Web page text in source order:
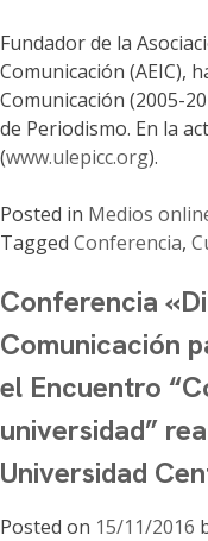
Fundador de la
Comunicación (AEIC),
Comunicación (2005-
de Periodismo. En la
(www.ulepicc.org).
Posted in Medios
Tagged Conferencia,
Conferencia
Comunicación
el Encuentro
universidad”
Universidad
Posted on 15/11/2016